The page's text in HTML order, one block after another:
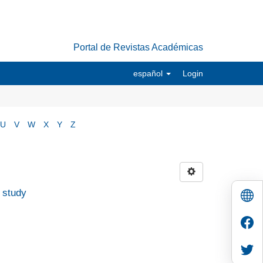
Portal de Revistas Académicas
español Login
U V W X Y Z
study